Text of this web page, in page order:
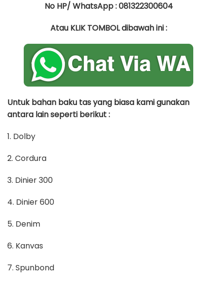
No HP/ WhatsApp : 081322300604
Atau KLIK TOMBOL dibawah ini :
Untuk bahan baku tas yang biasa kami gunakan
antara lain seperti berikut :
1. Dolby
2. Cordura
3. Dinier 300
4. Dinier 600
5. Denim
6. Kanvas
7. Spunbond